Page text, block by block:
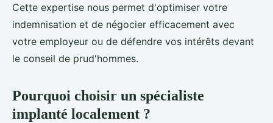
Cette expertise nous permet d'optimiser votre
indemnisation et de négocier efficacement avec
votre employeur ou de défendre vos intérêts devant
le conseil de prud'hommes.
Pourquoi choisir un spécialiste
implanté localement ?